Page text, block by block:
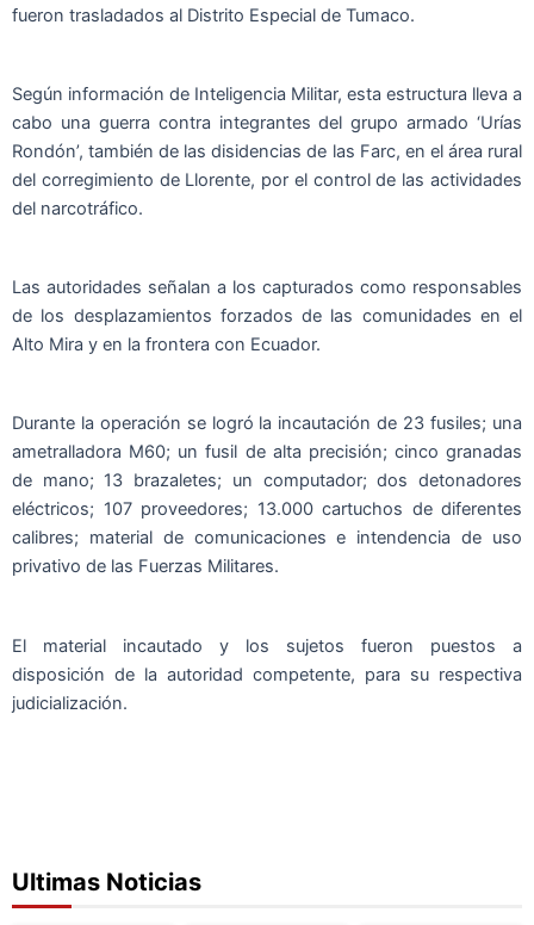
fueron trasladados al Distrito Especial de Tumaco.
Según información de Inteligencia Militar, esta estructura lleva a
cabo una guerra contra integrantes del grupo armado ‘Urías
Rondón’, también de las disidencias de las Farc, en el área rural
del corregimiento de Llorente, por el control de las actividades
del narcotráfico.
Las autoridades señalan a los capturados como responsables
de los desplazamientos forzados de las comunidades en el
Alto Mira y en la frontera con Ecuador.
Durante la operación se logró la incautación de 23 fusiles; una
ametralladora M60; un fusil de alta precisión; cinco granadas
de mano; 13 brazaletes; un computador; dos detonadores
eléctricos; 107 proveedores; 13.000 cartuchos de diferentes
calibres; material de comunicaciones e intendencia de uso
privativo de las Fuerzas Militares.
El material incautado y los sujetos fueron puestos a
disposición de la autoridad competente, para su respectiva
judicialización.
Ultimas Noticias